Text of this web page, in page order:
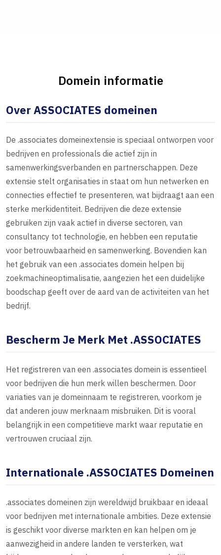
Domein informatie
Over ASSOCIATES domeinen
De .associates domeinextensie is speciaal ontworpen voor
bedrijven en professionals die actief zijn in
samenwerkingsverbanden en partnerschappen. Deze
extensie stelt organisaties in staat om hun netwerken en
connecties effectief te presenteren, wat bijdraagt aan een
sterke merkidentiteit. Bedrijven die deze extensie
gebruiken zijn vaak actief in diverse sectoren, van
consultancy tot technologie, en hebben een reputatie
voor betrouwbaarheid en samenwerking. Bovendien kan
het gebruik van een .associates domein helpen bij
zoekmachineoptimalisatie, aangezien het een duidelijke
boodschap geeft over de aard van de activiteiten van het
bedrijf.
Bescherm Je Merk Met .ASSOCIATES
Het registreren van een .associates domein is essentieel
voor bedrijven die hun merk willen beschermen. Door
variaties van je domeinnaam te registreren, voorkom je
dat anderen jouw merknaam misbruiken. Dit is vooral
belangrijk in een competitieve markt waar reputatie en
vertrouwen cruciaal zijn.
Internationale .ASSOCIATES Domeinen
.associates domeinen zijn wereldwijd bruikbaar en ideaal
voor bedrijven met internationale ambities. Deze extensie
is geschikt voor diverse markten en kan helpen om je
aanwezigheid in andere landen te versterken, wat